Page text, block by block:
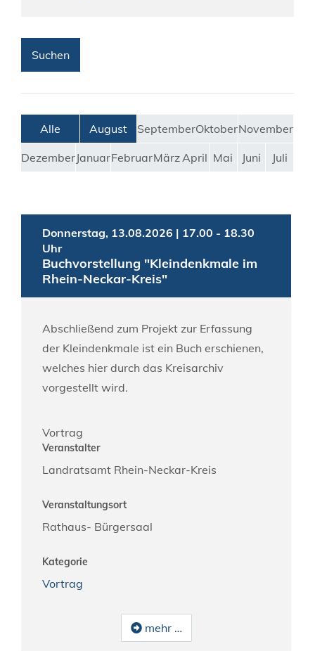
Alle August SeptemberOktoberNovember
DezemberJanuarFebruarMärzApril Mai Juni Juli
Donnerstag, 13.08.2026 | 17.00 - 18.30
Uhr
Buchvorstellung "Kleindenkmale im
Rhein-Neckar-Kreis"
Vortrag
Veranstalter
Landratsamt Rhein-Neckar-Kreis
Veranstaltungsort
Rathaus- Bürgersaal
Abschließend zum Projekt zur Erfassung
der Kleindenkmale ist ein Buch erschienen,
welches hier durch das Kreisarchiv
vorgestellt wird.
Kategorie
Vortrag
mehr …